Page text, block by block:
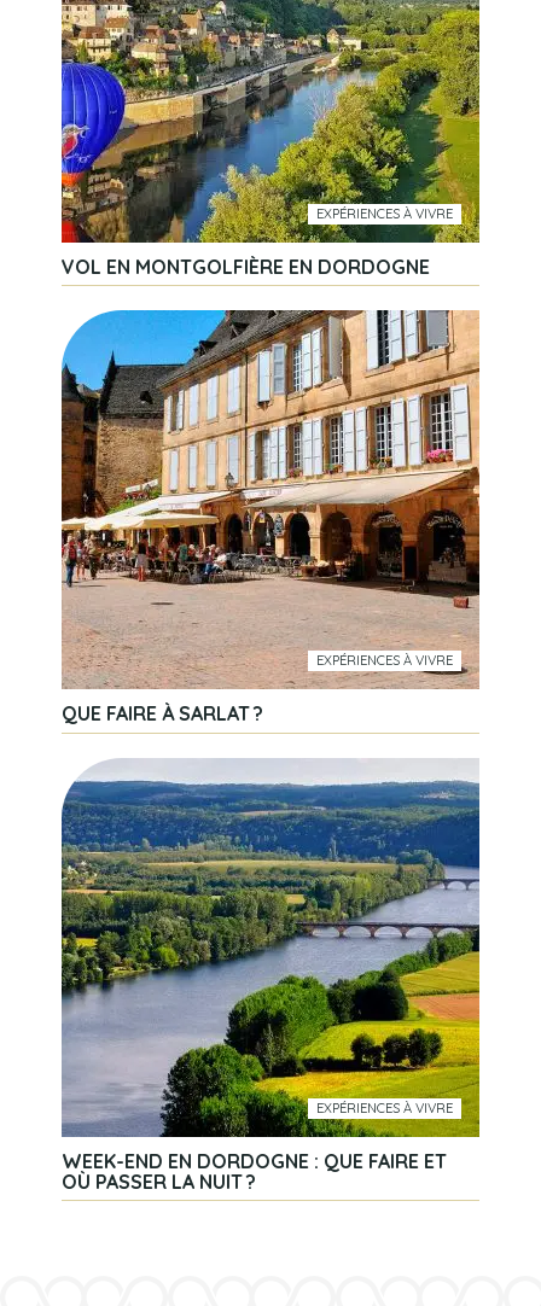
EXPÉRIENCES À VIVRE
VOL EN MONTGOLFIÈRE EN DORDOGNE
EXPÉRIENCES À VIVRE
QUE FAIRE À SARLAT ?
EXPÉRIENCES À VIVRE
WEEK-END EN DORDOGNE : QUE FAIRE ET
OÙ PASSER LA NUIT ?